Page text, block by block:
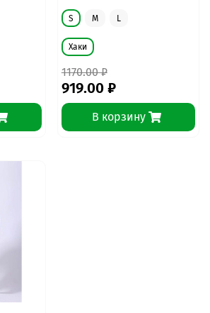
S M L
Хаки
1170.00 ₽
919.00 ₽
В корзину